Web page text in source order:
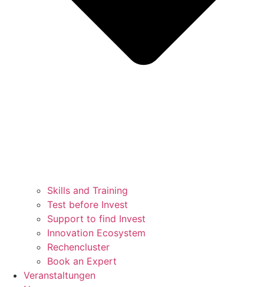
Skills and Training
Test before Invest
Support to find Invest
Innovation Ecosystem
Rechencluster​
Book an Expert
Veranstaltungen